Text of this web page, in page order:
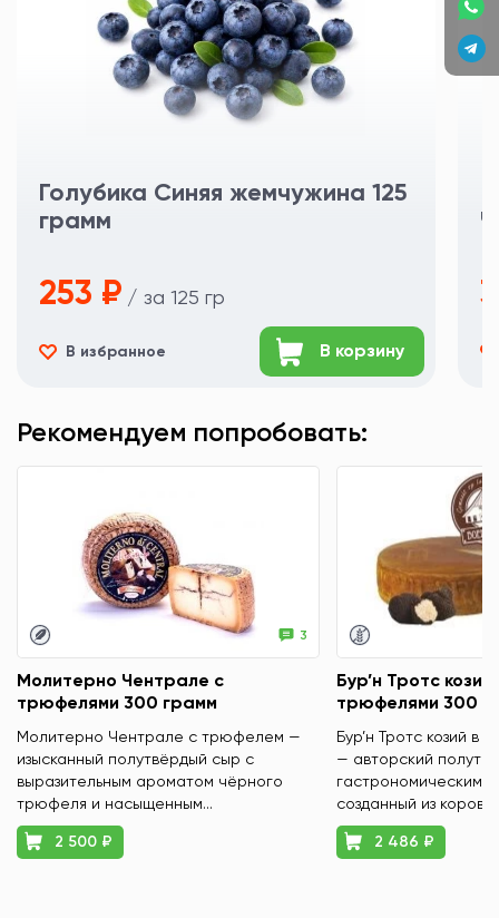
исключительно к оригинальной продукции, которую Вы
приобретаете в нашем магазине.
Всегда Ваш, Фазенда Маркет
Голубика Синяя жемчужина 125
грамм
253 ₽ / за 125 гр
В корзину
В избранное
Рекомендуем попробовать:
3
Молитерно Чентрале с
трюфелями 300 грамм
Молитерно Чентрале с трюфелем —
изысканный полутвёрдый сыр с
выразительным ароматом чёрного
трюфеля и насыщенным...
2 500 ₽
Бур’н Тротс
трюфелями 300
Бур’н Тротс козий в
— авторский
гастрономическим
созданный из
2 486 ₽